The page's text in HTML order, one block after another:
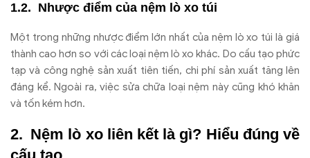
Nhược điểm của nệm l ò xo túi
Một trong những nhượcđiểm lớn nhất của nệm lò xo túi là giá
thành cao hơn so với các loại nệm lò xo khác. Do cấu tạo phức
tạp và công nghệ sản xuất tiên tiến, chi phí sản xuất tăng lên
đáng kể. Ngoài ra, việc sửa chữa loại nệm này cũng khó khăn
và tốn kém hơn.
Nệm lò xo liên kết là gì? Hiểu đúng về